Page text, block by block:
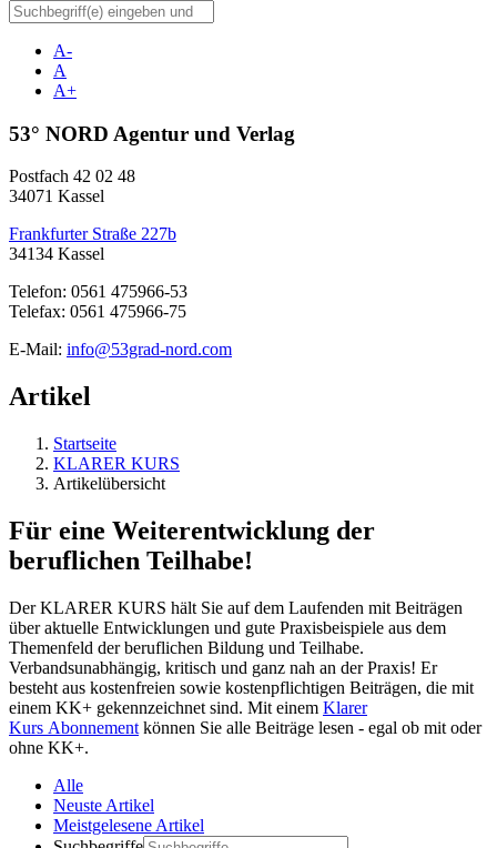
A-
A
A+
53° NORD Agentur und Verlag
Postfach 42 02 48
34071 Kassel
Frankfurter Straße 227b
34134 Kassel
Telefon: 0561 475966-53
Telefax: 0561 475966-75
E-Mail: info@53grad-nord.com
Artikel
Startseite
KLARER KURS
Artikelübersicht
Für eine Weiterentwicklung der
beruflichen Teilhabe!
Der KLARER KURS hält Sie auf dem Laufenden mit Beiträgen
über aktuelle Entwicklungen und gute Praxisbeispiele aus dem
Themenfeld der beruflichen Bildung und Teilhabe.
Verbandsunabhängig, kritisch und ganz nah an der Praxis! Er
besteht aus kostenfreien sowie kostenpflichtigen Beiträgen, die mit
einem KK+ gekennzeichnet sind. Mit einem Klarer
Kurs Abonnement können Sie alle Beiträge lesen - egal ob mit oder
ohne KK+.
Alle
Neuste Artikel
Meistgelesene Artikel